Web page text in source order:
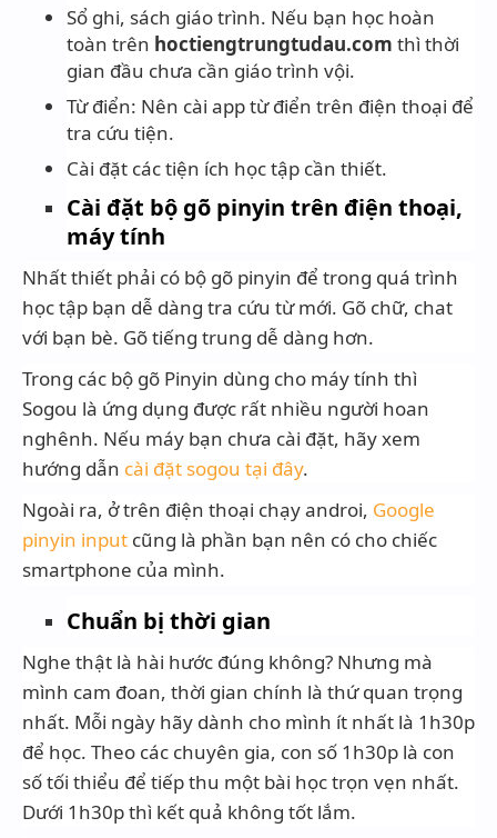
Sổ ghi, sách giáo trình. Nếu bạn học hoàn
toàn trên hoctiengtrungtudau.com thì thời
gian đầu chưa cần giáo trình vội.
Từ điển: Nên cài app từ điển trên điện thoại để
tra cứu tiện.
Cài đặt các tiện ích học tập cần thiết.
Cài đặt bộ gõ pinyin trên điện thoại,
máy tính
Nhất thiết phải có bộ gõ pinyin để trong quá trình
học tập bạn dễ dàng tra cứu từ mới. Gõ chữ, chat
với bạn bè. Gõ tiếng trung dễ dàng hơn.
Trong các bộ gõ Pinyin dùng cho máy tính thì
Sogou là ứng dụng được rất nhiều người hoan
nghênh. Nếu máy bạn chưa cài đặt, hãy xem
hướng dẫn cài đặt sogou tại đây.
Ngoài ra, ở trên điện thoại chạy androi, Google
pinyin input cũng là phần bạn nên có cho chiếc
smartphone của mình.
Chuẩn bị thời gian
Nghe thật là hài hước đúng không? Nhưng mà
mình cam đoan, thời gian chính là thứ quan trọng
nhất. Mỗi ngày hãy dành cho mình ít nhất là 1h30p
để học. Theo các chuyên gia, con số 1h30p là con
số tối thiểu để tiếp thu một bài học trọn vẹn nhất.
Dưới 1h30p thì kết quả không tốt lắm.